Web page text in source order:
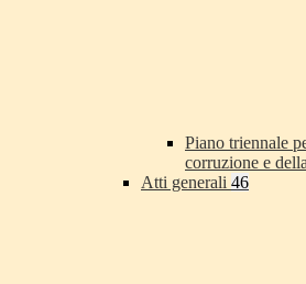
Piano triennale
corruzione e
Atti generali 46